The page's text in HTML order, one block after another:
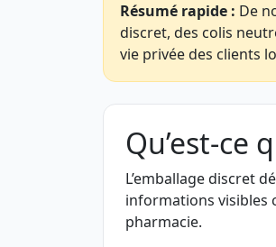
Résumé rapide : De
discret, des colis
vie privée des clients
Qu’est-ce
L’emballage discret
informations visibles
pharmacie.